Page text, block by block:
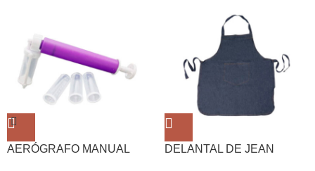
AERÓGRAFO MANUAL DELANTAL DE JEAN